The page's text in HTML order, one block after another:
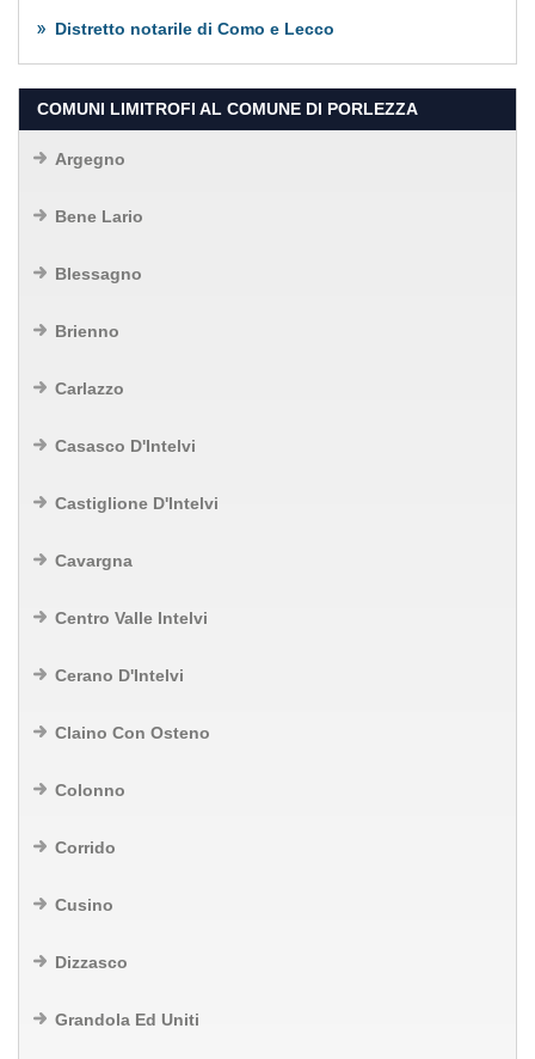
Distretto notarile di Como e Lecco
COMUNI LIMITROFI AL COMUNE DI PORLEZZA
Argegno
Bene Lario
Blessagno
Brienno
Carlazzo
Casasco D'Intelvi
Castiglione D'Intelvi
Cavargna
Centro Valle Intelvi
Cerano D'Intelvi
Claino Con Osteno
Colonno
Corrido
Cusino
Dizzasco
Grandola Ed Uniti